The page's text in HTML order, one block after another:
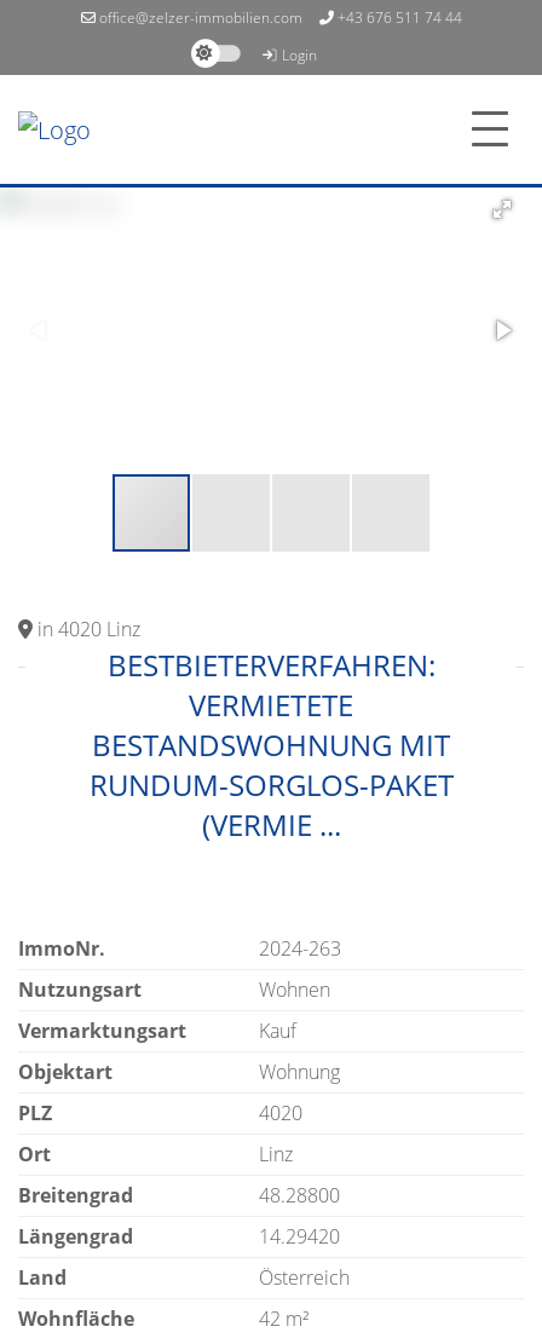
office@zelzer-immobilien.com
+43 676 511 74 44
Login
in 4020 Linz
BESTBIETERVERFAHREN:
VERMIETETE
BESTANDSWOHNUNG MIT
RUNDUM-SORGLOS-PAKET
(VERMIE ...
ImmoNr.
2024-263
Nutzungsart
Wohnen
Vermarktungsart
Kauf
Objektart
Wohnung
PLZ
4020
Ort
Linz
Breitengrad
48.28800
Längengrad
14.29420
Land
Österreich
Wohnfläche
42 m²